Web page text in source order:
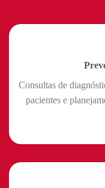
Consultas de
pacientes e